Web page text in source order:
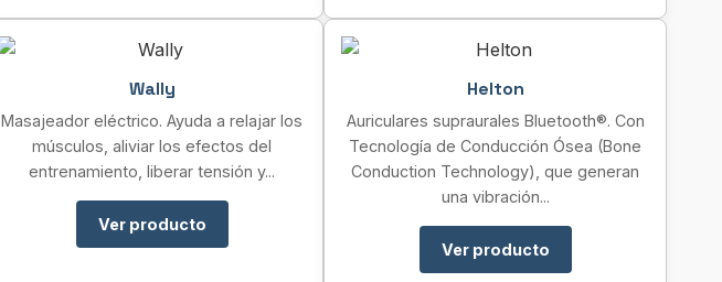
Wally
Masajeador eléctrico. Ayuda a relajar los
músculos, aliviar los efectos del
entrenamiento, liberar tensión y...
Ver producto
Helton
Auriculares supraurales Bluetooth®. Con
Tecnología de Conducción Ósea (Bone
Conduction Technology), que generan
una vibración...
Ver producto